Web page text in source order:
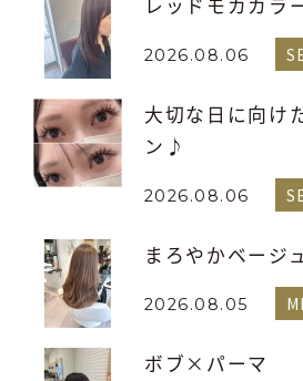
レッドモカカラ
2026.08.06
大切な日に向け
ン♪
2026.08.06
まろやかベージ
2026.08.05
ボブ×パーマ